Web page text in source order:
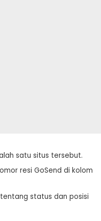
satu situs tersebut.
resi GoSend di kolom
status dan posisi